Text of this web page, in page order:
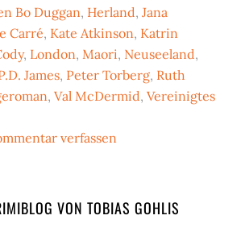
Bo Duggan, Herland,Jana
Carré, Kate Atkinson, Katrin
, London, Maori, Neuseeland,
James, Peter Torberg, Ruth
,Val McDermid,Vereinigtes
verfassen
VON TOBIAS GOHLIS